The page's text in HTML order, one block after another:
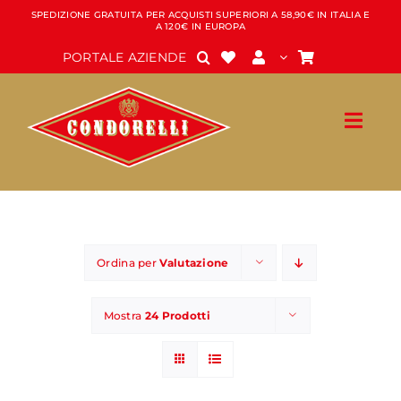
Salta
contenuto
SPEDIZIONE GRATUITA PER ACQUISTI SUPERIORI A 58,90€ IN ITALIA E
A 120€ IN EUROPA
PORTALE AZIENDE
Ordina perValutazione
Mostra 24 Prodotti